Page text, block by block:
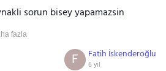
sorun bisey yapamazsin
fazla
Fatih İskenderoğlu
6 yıl
F